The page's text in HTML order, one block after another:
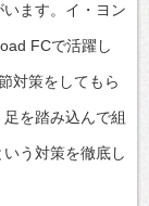
います。イ・ヨン
FCで活躍し
対策をしてもら
を踏み込んで組
う対策を徹底し